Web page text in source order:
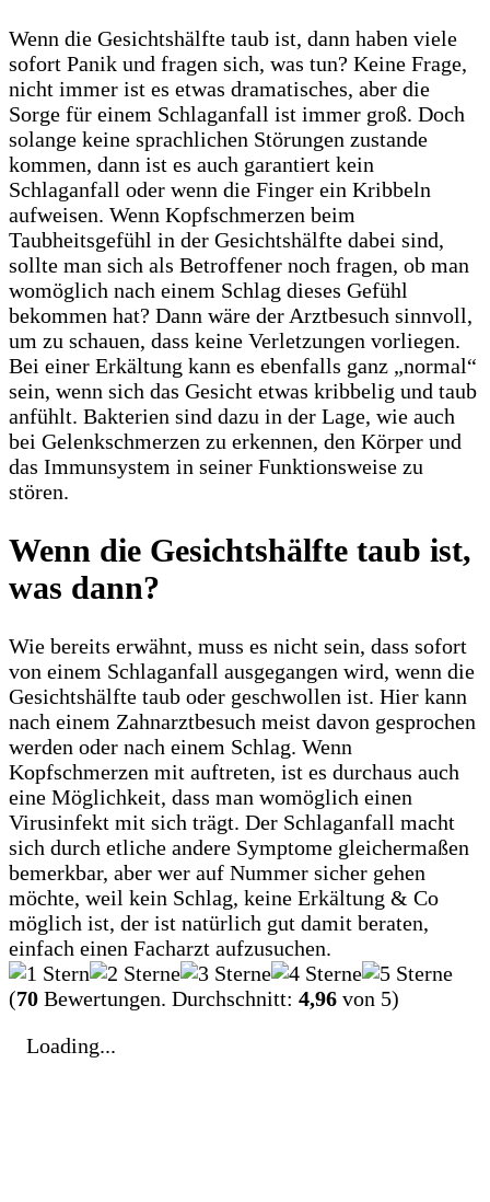
Wenn die Gesichtshälfte taub ist, dann haben viele
sofort Panik und fragen sich, was tun? Keine Frage,
nicht immer ist es etwas dramatisches, aber die
Sorge für einem Schlaganfall ist immer groß. Doch
solange keine sprachlichen Störungen zustande
kommen, dann ist es auch garantiert kein
Schlaganfall oder wenn die Finger ein Kribbeln
aufweisen. Wenn Kopfschmerzen beim
Taubheitsgefühl in der Gesichtshälfte dabei sind,
sollte man sich als Betroffener noch fragen, ob man
womöglich nach einem Schlag dieses Gefühl
bekommen hat? Dann wäre der Arztbesuch sinnvoll,
um zu schauen, dass keine Verletzungen vorliegen.
Bei einer Erkältung kann es ebenfalls ganz „normal“
sein, wenn sich das Gesicht etwas kribbelig und taub
anfühlt. Bakterien sind dazu in der Lage, wie auch
bei Gelenkschmerzen zu erkennen, den Körper und
das Immunsystem in seiner Funktionsweise zu
stören.
Wenn die Gesichtshälfte taub ist,
was dann?
Wie bereits erwähnt, muss es nicht sein, dass sofort
von einem Schlaganfall ausgegangen wird, wenn die
Gesichtshälfte taub oder geschwollen ist. Hier kann
nach einem Zahnarztbesuch meist davon gesprochen
werden oder nach einem Schlag. Wenn
Kopfschmerzen mit auftreten, ist es durchaus auch
eine Möglichkeit, dass man womöglich einen
Virusinfekt mit sich trägt. Der Schlaganfall macht
sich durch etliche andere Symptome gleichermaßen
bemerkbar, aber wer auf Nummer sicher gehen
möchte, weil kein Schlag, keine Erkältung & Co
möglich ist, der ist natürlich gut damit beraten,
einfach einen Facharzt aufzusuchen.
(70 Bewertungen. Durchschnitt: 4,96 von 5)
Loading...